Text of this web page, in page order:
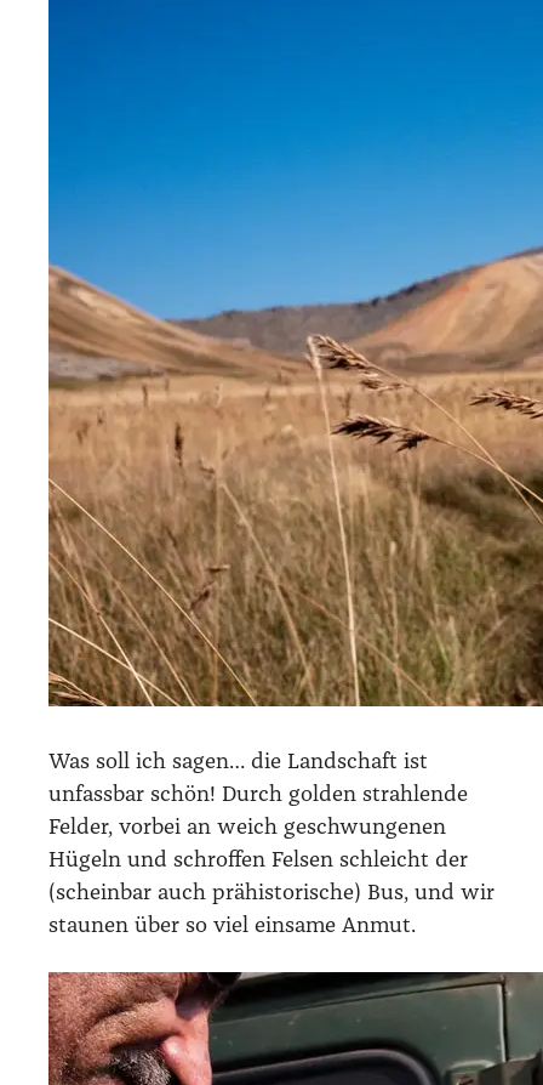
Was soll ich sagen… die Land­schaft ist
unfass­bar schön! Durch gol­den strah­len­de
Fel­der, vor­bei an weich geschwun­ge­nen
Hügeln und schrof­fen Fel­sen schleicht der
(schein­bar auch prä­his­to­ri­sche) Bus, und wir
stau­nen über so viel ein­sa­me Anmut.